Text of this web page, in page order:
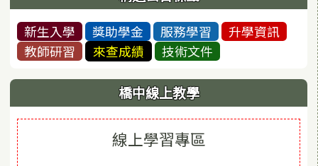
新生入學 獎助學金 服務學習
升學資訊
教師研習
來查成績 技術文件
橋中線上教學
線上學習專區